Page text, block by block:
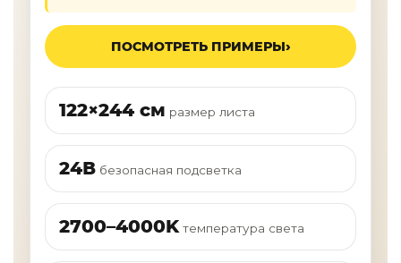
ПОСМОТРЕТЬ ПРИМЕРЫ
122×244 см размер листа
24В безопасная подсветка
2700–4000K температура света